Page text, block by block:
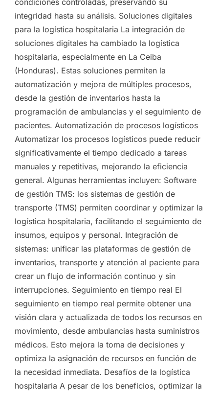
condiciones controladas, preservando su
integridad hasta su análisis. Soluciones digitales
para la logística hospitalaria La integración de
soluciones digitales ha cambiado la logística
hospitalaria, especialmente en La Ceiba
(Honduras). Estas soluciones permiten la
automatización y mejora de múltiples procesos,
desde la gestión de inventarios hasta la
programación de ambulancias y el seguimiento de
pacientes. Automatización de procesos logísticos
Automatizar los procesos logísticos puede reducir
significativamente el tiempo dedicado a tareas
manuales y repetitivas, mejorando la eficiencia
general. Algunas herramientas incluyen: Software
de gestión TMS: los sistemas de gestión de
transporte (TMS) permiten coordinar y optimizar la
logística hospitalaria, facilitando el seguimiento de
insumos, equipos y personal. Integración de
sistemas: unificar las plataformas de gestión de
inventarios, transporte y atención al paciente para
crear un flujo de información continuo y sin
interrupciones. Seguimiento en tiempo real El
seguimiento en tiempo real permite obtener una
visión clara y actualizada de todos los recursos en
movimiento, desde ambulancias hasta suministros
médicos. Esto mejora la toma de decisiones y
optimiza la asignación de recursos en función de
la necesidad inmediata. Desafíos de la logística
hospitalaria A pesar de los beneficios, optimizar la